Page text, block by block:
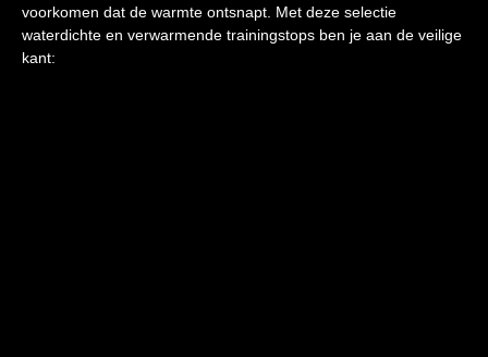
voorkomen dat de warmte ontsnapt. Met deze selectie
waterdichte en verwarmende trainingstops ben je aan de veilige
kant: